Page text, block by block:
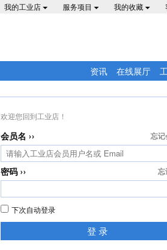
我的工业店 服务项目 我的收藏
资讯 在线展厅
欢迎您回到工业店！
会员名 ›› 忘记
密码 ›› 忘
下次自动登录
登 录